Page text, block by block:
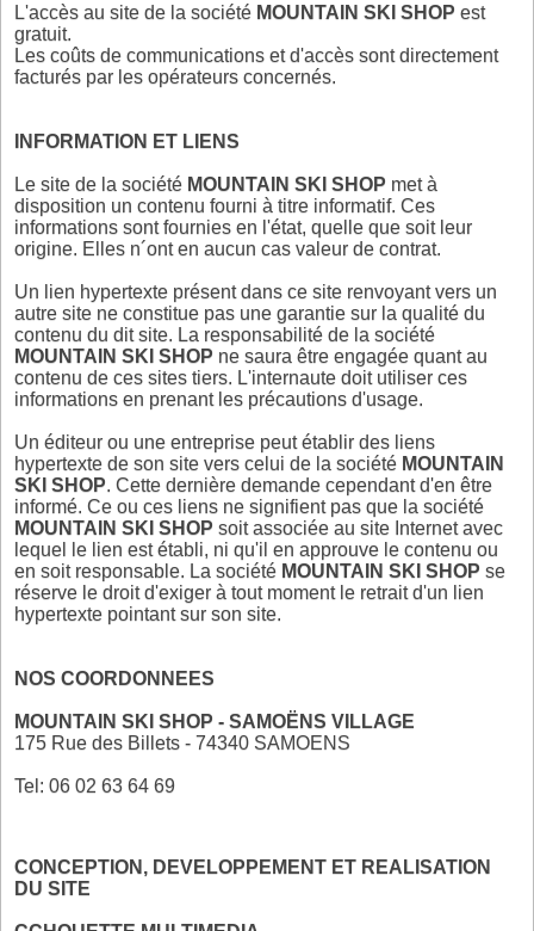
L'accès au site de la société MOUNTAIN SKI SHOP est
gratuit.
Les coûts de communications et d'accès sont directement
facturés par les opérateurs concernés.
INFORMATION ET LIENS
Le site de la société MOUNTAIN SKI SHOP met à
disposition un contenu fourni à titre informatif. Ces
informations sont fournies en l'état, quelle que soit leur
origine. Elles n´ont en aucun cas valeur de contrat.
Un lien hypertexte présent dans ce site renvoyant vers un
autre site ne constitue pas une garantie sur la qualité du
contenu du dit site. La responsabilité de la société
MOUNTAIN SKI SHOP ne saura être engagée quant au
contenu de ces sites tiers. L'internaute doit utiliser ces
informations en prenant les précautions d'usage.
Un éditeur ou une entreprise peut établir des liens
hypertexte de son site vers celui de la société MOUNTAIN
SKI SHOP. Cette dernière demande cependant d'en être
informé. Ce ou ces liens ne signifient pas que la société
MOUNTAIN SKI SHOP soit associée au site Internet avec
lequel le lien est établi, ni qu'il en approuve le contenu ou
en soit responsable. La société MOUNTAIN SKI SHOP se
réserve le droit d'exiger à tout moment le retrait d'un lien
hypertexte pointant sur son site.
NOS COORDONNEES
MOUNTAIN SKI SHOP - SAMOËNS VILLAGE
175 Rue des Billets - 74340 SAMOENS
Tel:06 02 63 64 69
CONCEPTION, DEVELOPPEMENT ET REALISATION
DU SITE